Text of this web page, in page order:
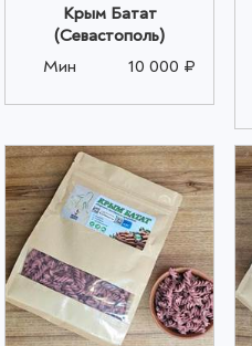
Крым Батат
(Севастополь)
Мин
10 000 ₽